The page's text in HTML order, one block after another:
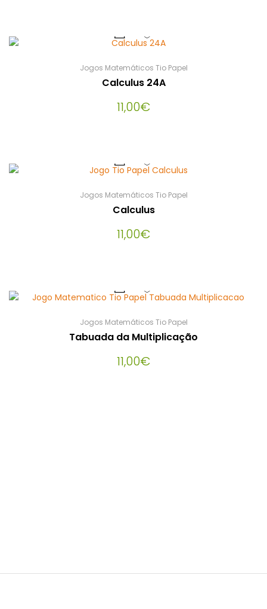
Jogos Matemáticos Tio Papel
Calculus 24A
11,00€
Jogos Matemáticos Tio Papel
Calculus
11,00€
Jogos Matemáticos Tio Papel
Tabuada da Multiplicação
11,00€